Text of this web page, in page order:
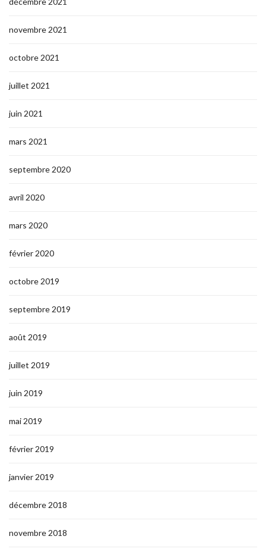
novembre 2021
octobre 2021
juillet 2021
juin 2021
mars 2021
septembre 2020
avril 2020
mars 2020
février 2020
octobre 2019
septembre 2019
août 2019
juillet 2019
juin 2019
mai 2019
février 2019
janvier 2019
décembre 2018
novembre 2018